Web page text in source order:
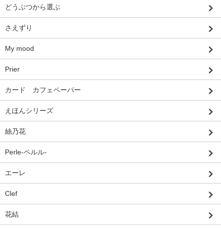
どうぶつから選ぶ
さえずり
My mood
Prier
カード カフェペーパー
えほんシリーズ
絲乃花
Perle-ペルル-
エーレ
Clef
花結